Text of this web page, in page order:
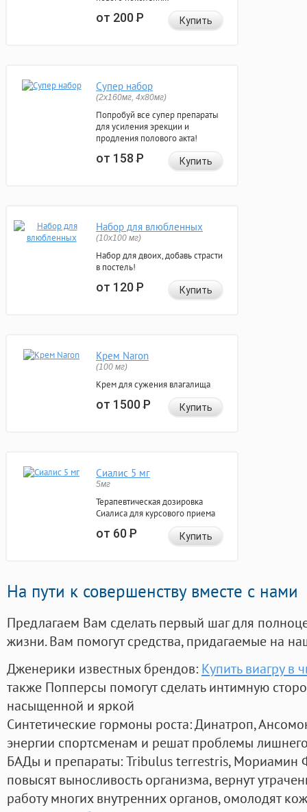
от 200Р Купить
Супер набор
(2х160мг, 4х80мг)
Попробуй все супер препараты
для усиления эрекции и
продления полового акта!
от 158Р Купить
Набор для влюбленных
(10х100 мг)
Набор для двоих, добавь страсти
в постель!
от 120Р Купить
Крем Naron
(100 мг)
Крем для сужения влагалища
от 1500Р Купить
Сиалис 5 мг
5мг
Терапевтическая дозировка
Сиалиса для курсового приема
от 60Р Купить
На пути к совершенству вместе с нами
Предлагаем Вам сделать первый шаг для
жизни. Вам помогут средства, придагаемые на
Дженерики известных брендов: Купить виагру в
также Попперсы помогут сделать интимную
насыщенной и яркой
Синтетические гормоны роста: Динатроп,
энергии спортсменам и решат проблемы
БАДы и препараты:Tribulus terrestris, Мориамин
повысят выносливость организма, вернут
работу многих внутренних органов, омолодят